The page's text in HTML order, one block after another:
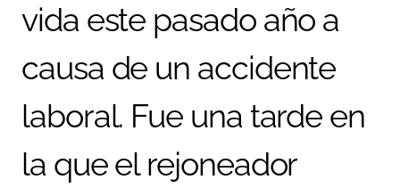
vida este pasado año a
causa de un accidente
laboral. Fue una tarde en
la que el rejoneador